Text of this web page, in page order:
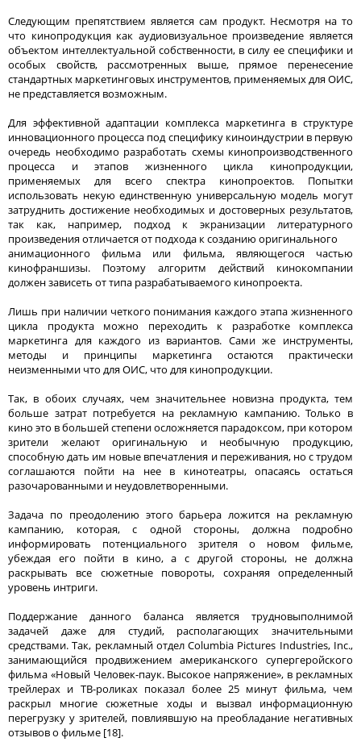
Следующим препятствием является сам продукт. Несмотря на то
что кинопродукция как аудиовизуальное произведение является
объектом интеллектуальной собственности, в силу ее специфики и
особых свойств, рассмотренных выше, прямое перенесение
стандартных маркетинговых инструментов, применяемых для ОИС,
не представляется возможным.
Для эффективной адаптации комплекса маркетинга в структуре
инновационного процесса под специфику киноиндустрии в первую
очередь необходимо разработать схемы кинопроизводственного
процесса и этапов жизненного цикла кинопродукции,
применяемых для всего спектра кинопроектов. Попытки
использовать некую единственную универсальную модель могут
затруднить достижение необходимых и достоверных результатов,
так как, например, подход к экранизации литературного
произведения отличается от подхода к созданию оригинального
анимационного фильма или фильма, являющегося частью
кинофраншизы. Поэтому алгоритм действий кинокомпании
должен зависеть от типа разрабатываемого кинопроекта.
Лишь при наличии четкого понимания каждого этапа жизненного
цикла продукта можно переходить к разработке комплекса
маркетинга для каждого из вариантов. Сами же инструменты,
методы и принципы маркетинга остаются практически
неизменными что для ОИС, что для кинопродукции.
Так, в обоих случаях, чем значительнее новизна продукта, тем
больше затрат потребуется на рекламную кампанию. Только в
кино это в большей степени осложняется парадоксом, при котором
зрители желают оригинальную и необычную продукцию,
способную дать им новые впечатления и переживания, но с трудом
соглашаются пойти на нее в кинотеатры, опасаясь остаться
разочарованными и неудовлетворенными.
Задача по преодолению этого барьера ложится на рекламную
кампанию, которая, с одной стороны, должна подробно
информировать потенциального зрителя о новом фильме,
убеждая его пойти в кино, а с другой стороны, не должна
раскрывать все сюжетные повороты, сохраняя определенный
уровень интриги.
Поддержание данного баланса является трудновыполнимой
задачей даже для студий, располагающих значительными
средствами. Так, рекламный отдел Columbia Pictures Industries, Inc.,
занимающийся продвижением американского супергеройского
фильма «Новый Человек-паук. Высокое напряжение», в рекламных
трейлерах и ТВ-роликах показал более 25 минут фильма, чем
раскрыл многие сюжетные ходы и вызвал информационную
перегрузку у зрителей, повлиявшую на преобладание негативных
отзывов о фильме [18].